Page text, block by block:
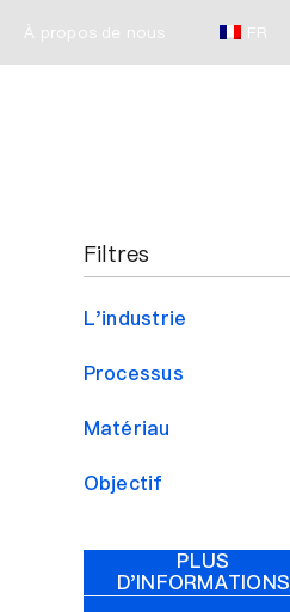
À propos de nous FR
Filtres
L'industrie
Processus
Matériau
Objectif
PLUS
D'INFORMATIONS